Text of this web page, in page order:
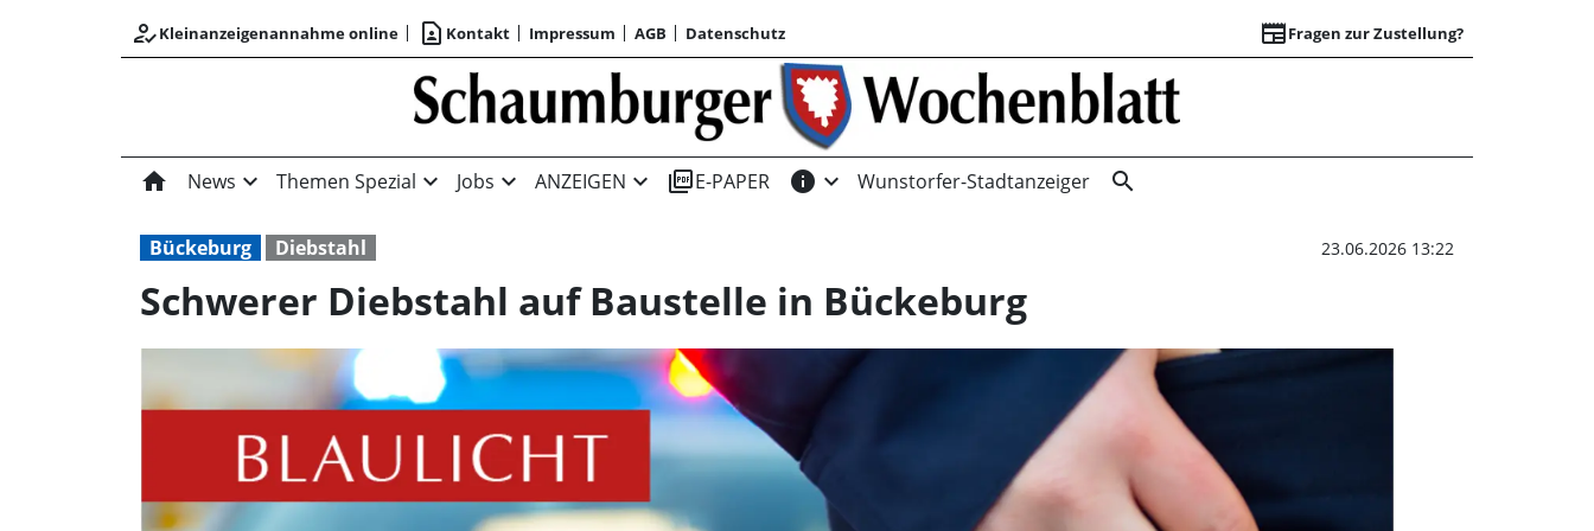
how_to_regKleinanzeigenannahme online contact_page Kontakt Impressum AGB Datenschutz newspaperFragen zur Zustellung?
Schwerer
home News expand_more Themen Spezial expand_more Jobs expand_more ANZEIGEN expand_more picture_as_pdfE-PAPER info expand_more Wunstorfer-Stadtanzeiger search
Bückeburg Diebstahl 23.06.2026 13:22
Schwerer Diebstahl auf Baustelle in Bückeburg